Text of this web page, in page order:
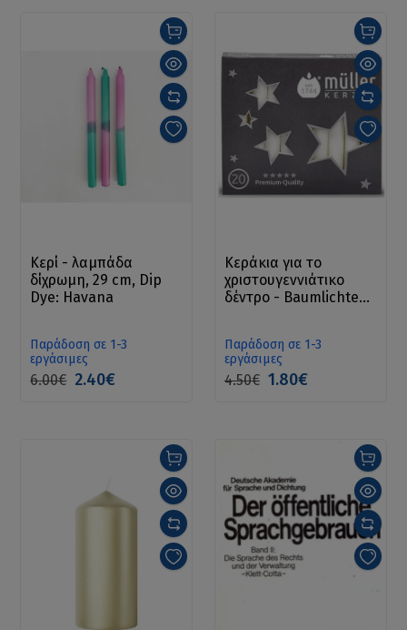
Κερί - λαμπάδα
δίχρωμη, 29 cm, Dip
Dye: Havana
Παράδοση σε 1-3
εργάσιμες
6.00€ 2.40€
Κεράκια για το
χριστουγεννιάτικο
δέντρο - Baumlichte
Παράδοση σε 1-3
εργάσιμες
4.50€ 1.80€